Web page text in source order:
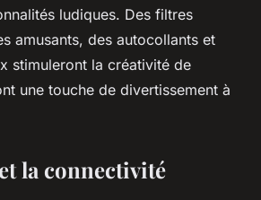
ludiques. Des filtres
amusants, des autocollants et
stimuleront la créativité de
une touche de divertissement à
la connectivité